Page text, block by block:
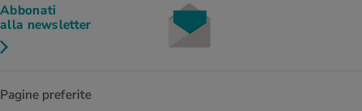
Abbonati
alla newsletter
Pagine preferite